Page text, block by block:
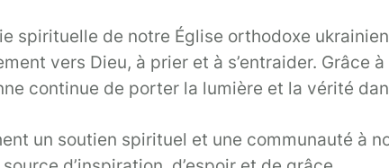
spirituelle de notre Église orthodoxe
vers Dieu, à prier et à s’entraider.
continue de porter la lumière et la vérité
un soutien spirituel et une communauté à